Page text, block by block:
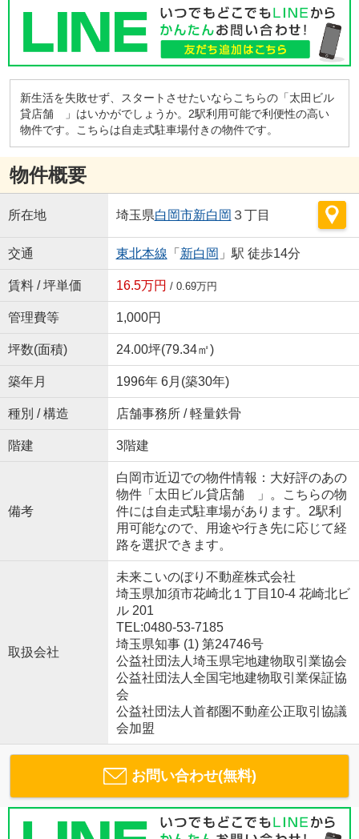
新生活を失敗せず、スタートさせたいならこちらの「太田ビル
貸店舗 」はいかがでしょうか。2駅利用可能で利便性の高い
物件です。こちらは自走式駐車場付きの物件です。
物件概要
所在地 埼玉県白岡市新白岡 ３丁目
交通 東北本線 「 新白岡 」駅 徒歩14分
賃料 / 坪単価 16.5万円 / 0.69万円
管理費等 1,000円
坪数(面積) 24.00坪(79.34㎡)
築年月 1996年 6月(築30年)
種別 / 構造 店舗事務所 / 軽量鉄骨
階建 3階建
備考
白岡市近辺での物件情報：大好評のあの
物件「太田ビル貸店舗 」。こちらの物
件には自走式駐車場があります。2駅利
用可能なので、用途や行き先に応じて経
路を選択できます。
取扱会社
未来こいのぼり不動産株式会社
埼玉県加須市花崎北１丁目10-4 花崎北ビ
ル 201
TEL:0480-53-7185
埼玉県知事 (1) 第24746号
公益社団法人埼玉県宅地建物取引業協会
公益社団法人全国宅地建物取引業保証協
会
公益社団法人首都圏不動産公正取引協議
会加盟
お問い合わせ(無料)